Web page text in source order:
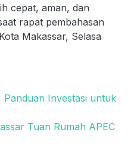
cepat, aman, dan
rapat pembahasan
Makassar, Selasa
Panduan Investasi untuk
Tuan Rumah APEC